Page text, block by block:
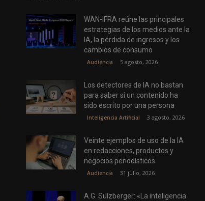
WAN-IFRA reúne las principales
estrategias de los medios ante la
IA, la pérdida de ingresos y los
cambios de consumo
Audiencia 5 agosto, 2026
Los detectores de IA no bastan
para saber si un contenido ha
sido escrito por una persona
Inteligencia Artificial 3 agosto, 2026
Veinte ejemplos de uso de la IA
en redacciones, productos y
negocios periodísticos
Audiencia 31 julio, 2026
A.G. Sulzberger: «La inteligencia